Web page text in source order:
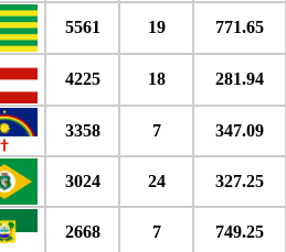
5561 19 771.65
4225 18 281.94
3358 7 347.09
3024 24 327.25
2668 7 749.25